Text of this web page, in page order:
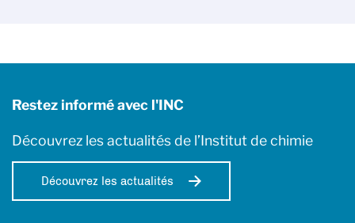
Restez informé avec l'INC
Découvrez les actualités de l’Institut de chimie
Découvrez les actualités